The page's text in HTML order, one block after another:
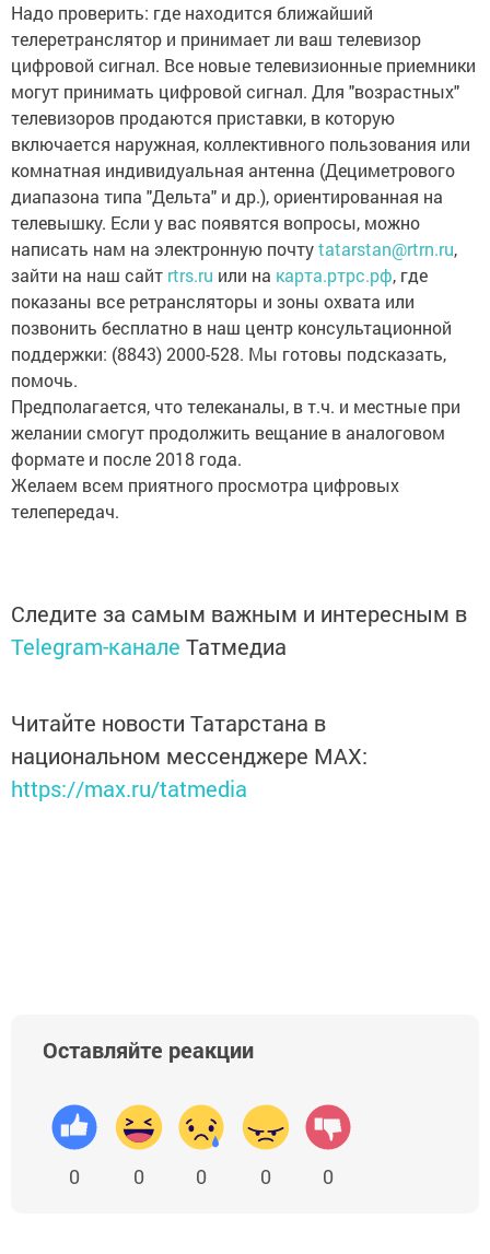
Надо проверить: где находится ближайший
телеретранслятор и принимает ли ваш телевизор
цифровой сигнал. Все новые телевизионные приемники
могут принимать цифровой сигнал. Для "возрастных"
телевизоров продаются приставки, в которую
включается наружная, коллективного пользования или
комнатная индивидуальная антенна (Дециметрового
диапазона типа "Дельта" и др.), ориентированная на
телевышку. Если у вас появятся вопросы, можно
написать нам на электронную почтуtatarstan@rtrn.ru,
зайти на наш сайт rtrs.ru или на карта.ртрс.рф, где
показаны все ретрансляторы и зоны охвата или
позвонить бесплатно в наш центр консультационной
поддержки: (8843) 2000-528. Мы готовы подсказать,
помочь.
Предполагается, что телеканалы, в т.ч. и местные при
желании смогут продолжить вещание в аналоговом
формате и после 2018 года.
Желаем всем приятного просмотра цифровых
телепередач.
Следите за самым важным и интересным в
Telegram-канале Татмедиа
Читайте новости Татарстана в
национальном мессенджере MАХ:
https://max.ru/tatmedia
Оставляйте реакции
0 0 0 0 0